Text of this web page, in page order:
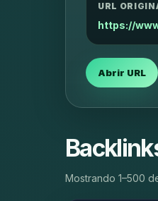
URL
https://
Abrir URL
Mostrando 1–500